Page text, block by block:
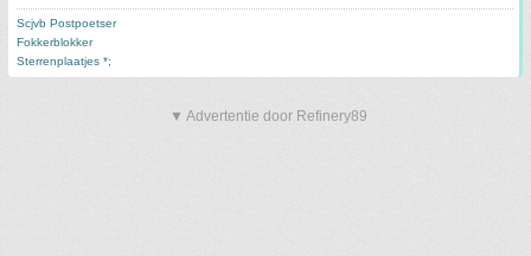
Scjvb Postpoetser
Fokkerblokker
Sterrenplaatjes *;
▼ Advertentie door Refinery89